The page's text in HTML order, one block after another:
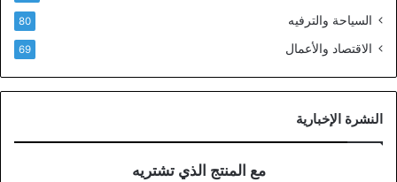
السياحة والترفيه 80
الاقتصاد والأعمال 69
النشرة الإخبارية
مع المنتج الذي تشتريه